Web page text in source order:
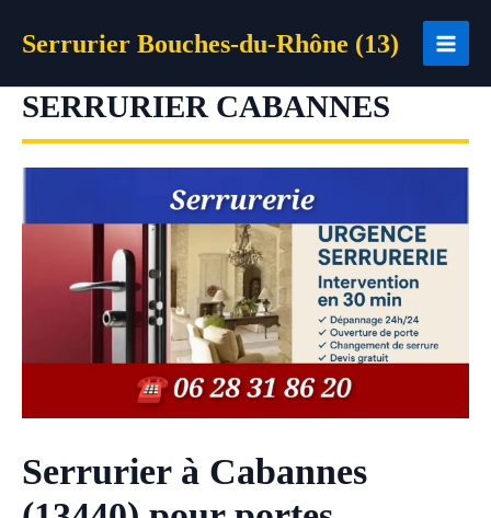
Serrurier Bouches-du-Rhône (13)
SERRURIER CABANNES
Serrurier à Cabannes